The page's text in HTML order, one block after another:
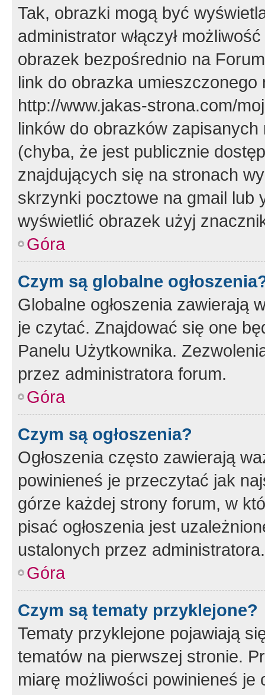
Tak, obrazki mogą być
administrator włączył
obrazek bezpośrednio na
link do obrazka
http://www.jakas-strona.com/
linków do obrazków
(chyba, że jest publicznie
znajdujących się na stronach
skrzynki pocztowe na gmail lub
wyświetlić obrazek użyj
Góra
Czym są globalne
Globalne ogłoszenia zawierają
je czytać. Znajdować się one
Panelu Użytkownika.
przez administratora forum.
Góra
Czym są ogłoszenia?
Ogłoszenia często zawierają
powinieneś je przeczytać jak
górze każdej strony forum, w
pisać ogłoszenia jest
ustalonych przez administratora.
Góra
Czym są tematy przyklejone?
Tematy przyklejone pojawiają
tematów na pierwszej stronie.
miarę możliwości powinieneś je